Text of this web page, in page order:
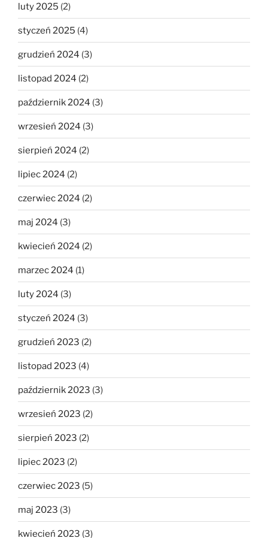
luty 2025 (2)
styczeń 2025 (4)
grudzień 2024 (3)
listopad 2024 (2)
październik 2024 (3)
wrzesień 2024 (3)
sierpień 2024 (2)
lipiec 2024 (2)
czerwiec 2024 (2)
maj 2024 (3)
kwiecień 2024 (2)
marzec 2024 (1)
luty 2024 (3)
styczeń 2024 (3)
grudzień 2023 (2)
listopad 2023 (4)
październik 2023 (3)
wrzesień 2023 (2)
sierpień 2023 (2)
lipiec 2023 (2)
czerwiec 2023 (5)
maj 2023 (3)
kwiecień 2023 (3)